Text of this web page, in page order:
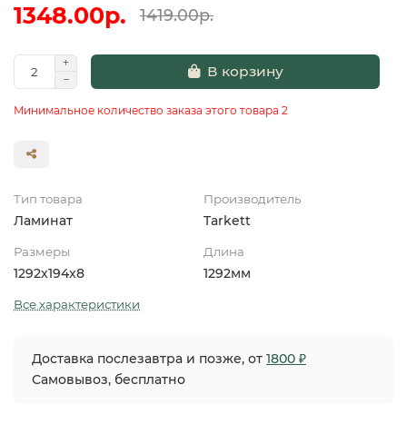
1348.00р. 1419.00р.
В корзину
Минимальное количество заказа этого товара 2
Тип товара
Ламинат
Производитель
Tarkett
Размеры
1292x194x8
Длина
1292мм
Все характеристики
Доставка послезавтра и позже, от 1800 ₽
Самовывоз, бесплатно